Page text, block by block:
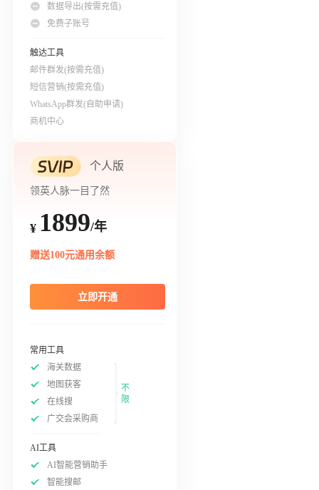
数据导出(按需充值)
免费子账号
触达工具
邮件群发(按需充值)
短信营销(按需充值)
WhatsApp群发(自助申请)
商机中心
个人版
领英人脉一目了然
¥ 1899/年
赠送100元通用余额
立即开通
常用工具
海关数据
地图获客
在线搜
广交会采购商
不
限
AI工具
AI智能营销助手
智能搜邮